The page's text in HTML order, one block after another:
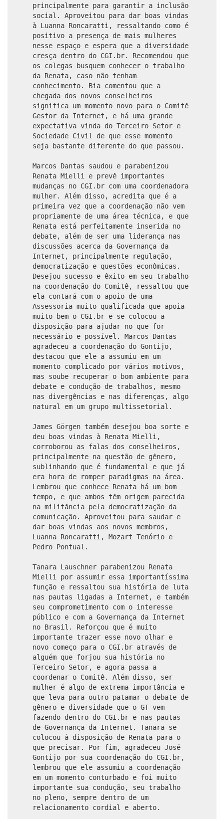
principalmente para garantir a inclusão
social. Aproveitou para dar boas vindas
à Luanna Roncaratti, ressaltando como é
positivo a presença de mais mulheres
nesse espaço e espera que a diversidade
cresça dentro do CGI.br. Recomendou que
os colegas busquem conhecer o trabalho
da Renata, caso não tenham
conhecimento. Bia comentou que a
chegada dos novos conselheiros
significa um momento novo para o Comitê
Gestor da Internet, e há uma grande
expectativa vinda do Terceiro Setor e
Sociedade Civil de que esse momento
seja bastante diferente do que passou.
Marcos Dantas saudou e parabenizou
Renata Mielli e prevê importantes
mudanças no CGI.br com uma coordenadora
mulher. Além disso, acredita que é a
primeira vez que a coordenação não vem
propriamente de uma área técnica, e que
Renata está perfeitamente inserida no
debate, além de ser uma liderança nas
discussões acerca da Governança da
Internet, principalmente regulação,
democratização e questões econômicas.
Desejou sucesso e êxito em seu trabalho
na coordenação do Comitê, ressaltou que
ela contará com o apoio de uma
Assessoria muito qualificada que apoia
muito bem o CGI.br e se colocou a
disposição para ajudar no que for
necessário e possível. Marcos Dantas
agradeceu a coordenação do Gontijo,
destacou que ele a assumiu em um
momento complicado por vários motivos,
mas soube recuperar o bom ambiente para
debate e condução de trabalhos, mesmo
nas divergências e nas diferenças, algo
natural em um grupo multissetorial.
James Görgen também desejou boa sorte e
deu boas vindas à Renata Mielli,
corroborou as falas dos conselheiros,
principalmente na questão de gênero,
sublinhando que é fundamental e que já
era hora de romper paradigmas na área.
Lembrou que conhece Renata há um bom
tempo, e que ambos têm origem parecida
na militância pela democratização da
comunicação. Aproveitou para saudar e
dar boas vindas aos novos membros,
Luanna Roncaratti, Mozart Tenório e
Pedro Pontual.
Tanara Lauschner parabenizou Renata
Mielli por assumir essa importantíssima
função e ressaltou sua história de luta
nas pautas ligadas a Internet, e também
seu comprometimento com o interesse
público e com a Governança da Internet
no Brasil. Reforçou que é muito
importante trazer esse novo olhar e
novo começo para o CGI.br através de
alguém que forjou sua história no
Terceiro Setor, e agora passa a
coordenar o Comitê. Além disso, ser
mulher é algo de extrema importância e
que leva para outro patamar o debate de
gênero e diversidade que o GT vem
fazendo dentro do CGI.br e nas pautas
de Governança da Internet. Tanara se
colocou à disposição de Renata para o
que precisar. Por fim, agradeceu José
Gontijo por sua coordenação do CGI.br,
lembrou que ele assumiu a coordenação
em um momento conturbado e foi muito
importante sua condução, seu trabalho
no pleno, sempre dentro de um
relacionamento cordial e aberto.